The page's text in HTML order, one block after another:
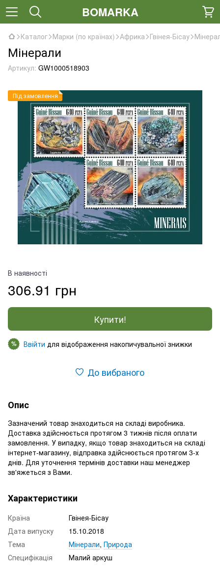
BOMARKA
Каталог Марки (по країнах) Африка Гвінея-Бісау
Мінерали
Артикул: GW1000518903
Під замовлення
В наявності
306.91 грн
Купити!
% Ввійти для відображення накопичувальної знижки
До вибраного
Опис
Зазначений товар знаходиться на складі виробника.
Доставка здійснюється протягом 3 тижнів після оплати
замовлення. У випадку, якщо товар знаходиться на складі
інтернет-магазину, відправка здійснюється протягом 3-х
днів. Для уточнення термінів доставки наш менеджер
зв'яжеться з Вами.
Характеристики
Країна
Гвінея-Бісау
Дата випуску
15.10.2018
Тема
Мінерали, Природа
Специфікація
Малий аркуш